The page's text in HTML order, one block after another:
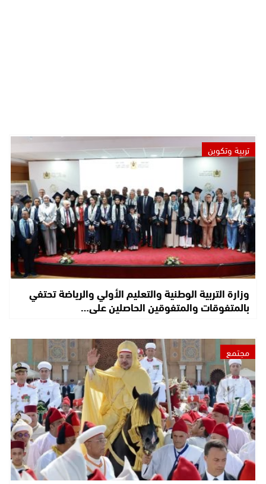
تربية وتكوين
وزارة التربية الوطنية والتعليم الأولي والرياضة تحتفي
بالمتفوقات والمتفوقين الحاصلين على…
مجتمع